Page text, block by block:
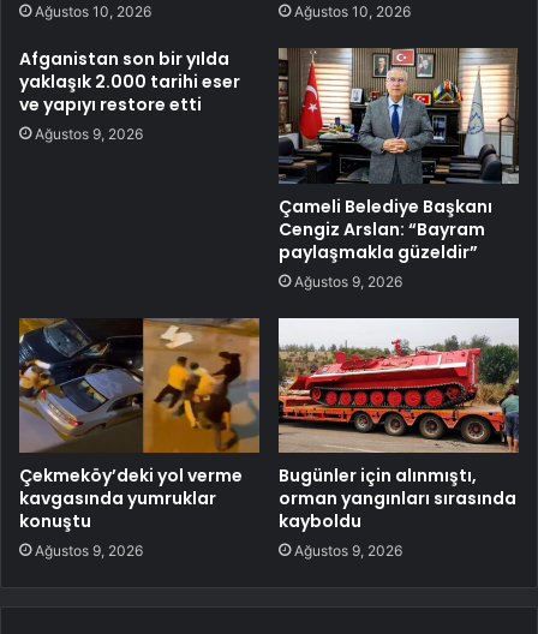
Ağustos 10, 2026 Ağustos 10, 2026
Afganistan son bir yılda
yaklaşık 2.000 tarihi eser
ve yapıyı restore etti
Ağustos 9, 2026
Çameli Belediye Başkanı
Cengiz Arslan: “Bayram
paylaşmakla güzeldir”
Ağustos 9, 2026
Çekmeköy’deki yol verme
kavgasında yumruklar
konuştu
Ağustos 9, 2026
Bugünler için alınmıştı,
orman yangınları sırasında
kayboldu
Ağustos 9, 2026